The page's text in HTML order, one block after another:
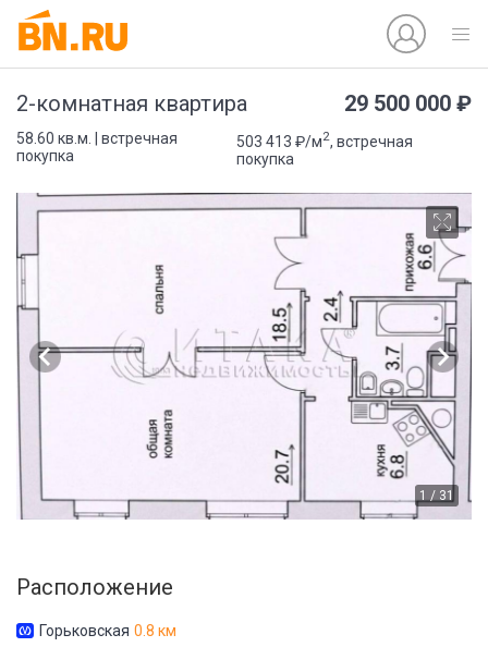
2-комнатная квартира 29 500 000 ₽
58.60 кв.м. | встречная
покупка
503 413 ₽/м2, встречная
покупка
1 / 31
Расположение
Горьковская 0.8 км